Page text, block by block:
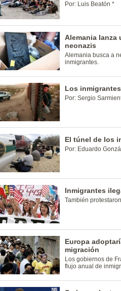
Por: Luis Beatón *
Alemania lanza
neonazis
Alemania busca a
inmigrantes.
Los inmigrantes
Por: Sergio
El túnel de los
Por: Eduardo
Inmigrantes
También
Europa
migración
Los gobiernos de
flujo anual de